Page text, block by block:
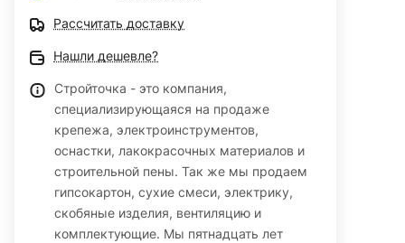
Рассчитать доставку
Нашли дешевле?
Стройточка - это компания,
специализирующаяся на продаже
крепежа, электроинструментов,
оснастки, лакокрасочных материалов и
строительной пены. Так же мы продаем
гипсокартон, сухие смеси, электрику,
скобяные изделия, вентиляцию и
комплектующие. Мы пятнадцать лет